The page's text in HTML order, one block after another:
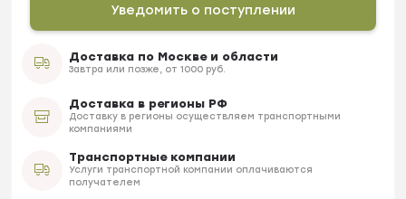
Уведомить о поступлении
Доставка по Москве и области
Завтра или позже, от 1000 руб.
Доставка в регионы РФ
Доставку в регионы осуществляем транспортными
компаниями
Транспортные компании
Услуги транспортной компании оплачиваются
получателем